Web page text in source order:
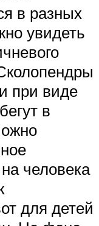
в разных
увидеть
при виде
в
человека
для детей